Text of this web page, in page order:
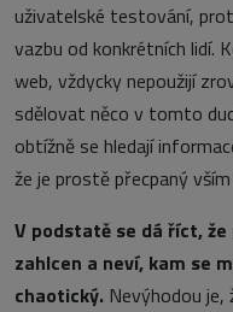
uživatelské testování,
vazbu od konkrétních lidí.
web, vždycky nepoužijí
sdělovat něco v tomto
obtížně se hledají
že je prostě přecpaný
V podstatě se dá říct,
zahlcen a neví, kam se
chaotický. Nevýhodou